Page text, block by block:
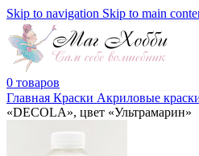
Skip to navigation Skip to main
0 товаров
Главная Краски Акриловые
«DECOLA», цвет «Ультрамарин»